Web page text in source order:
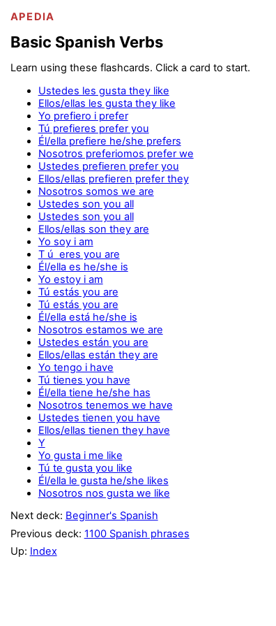
APEDIA
Basic Spanish Verbs
Learn using these flashcards. Click a card to start.
Ustedes les gusta they like
Ellos/ellas les gusta they like
Yo prefiero i prefer
Tú prefieres prefer you
Él/ella prefiere he/she prefers
Nosotros preferiomos prefer we
Ustedes prefieren prefer you
Ellos/ellas prefieren prefer they
Nosotros somos we are
Ustedes son you all
Ustedes son you all
Ellos/ellas son they are
Yo soy i am
T ú eres you are
Él/ella es he/she is
Yo estoy i am
Tú estás you are
Tú estás you are
Él/ella está he/she is
Nosotros estamos we are
Ustedes están you are
Ellos/ellas están they are
Yo tengo i have
Tú tienes you have
Él/ella tiene he/she has
Nosotros tenemos we have
Ustedes tienen you have
Ellos/ellas tienen they have
Y
Yo gusta i me like
Tú te gusta you like
Él/ella le gusta he/she likes
Nosotros nos gusta we like
Next deck: Beginner's Spanish
Previous deck: 1100 Spanish phrases
Up: Index